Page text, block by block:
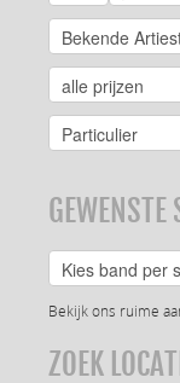
GEWENSTE
Bekijk ons ruime
ZOEK